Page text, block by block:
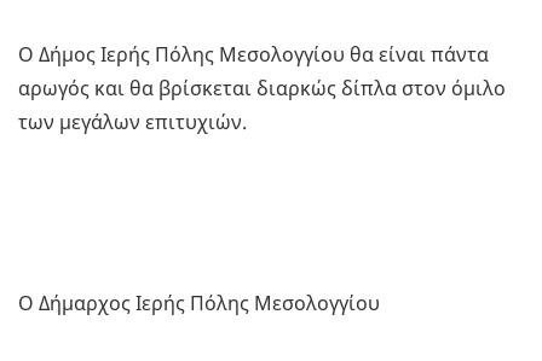
Ο Δήμος Ιερής Πόλης Μεσολογγίου θα είναι πάντα
αρωγός και θα βρίσκεται διαρκώς δίπλα στον όμιλο
των μεγάλων επιτυχιών.
Ο Δήμαρχος Ιερής Πόλης Μεσολογγίου